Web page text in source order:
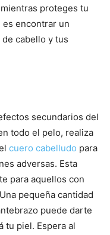
proteges tu
es encontrar un
cabello y tus
secundarios del
todo el pelo, realiza
cuero cabelludo para
adversas. Esta
para aquellos con
pequeña cantidad
puede darte
tu piel. Espera al